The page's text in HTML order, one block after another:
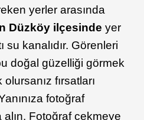
yerler arasında
Düzköy ilçesinde yer
su kanalıdır. Görenleri
doğal güzelliği görmek
fırsatları
fotoğraf
Fotoğraf çekmeye